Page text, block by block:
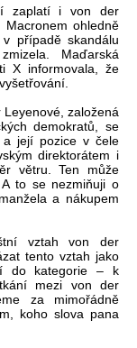
zaplatí i von der
Macronem ohledně
případě skandálu
Maďarská
X informovala, že
založená
demokratů, se
a její pozice v čele
direktorátem i
větru. Ten může
to se nezmiňuji o
a nákupem
vztah von der
tento vztah jako
do kategorie – k
mezi von der
za mimořádně
koho slova pana